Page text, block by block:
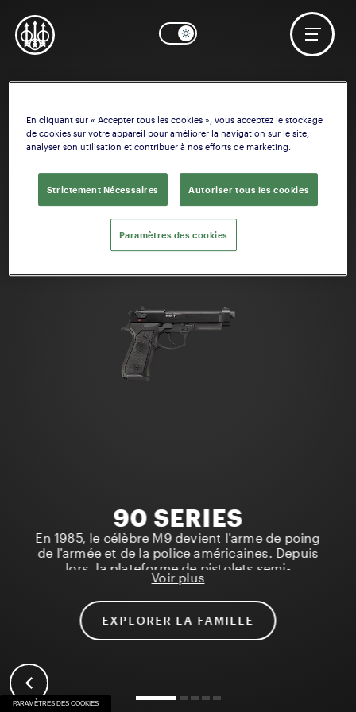
90 SERIES
En 1985, le célèbre M9 devient l'arme de poing
de l'armée et de la police américaines. Depuis
lors, la plateforme de pistolets semi-
automatiques Beretta 90 est devenue l'alliée
la plus fiable des forces militaires et policières
du monde entier, s'imposant comme le
pistolet le plus fiable, le plus précis et le plus
facile à utiliser du marché avec plus de 4
Voir plus
EXPLORER LA FAMILLE
PARAMÈTRES DES COOKIES
En cliquant sur « Accepter tous les cookies », vous acceptez le stockage
de cookies sur votre appareil pour améliorer la navigation sur le site,
analyser son utilisation et contribuer à nos efforts de marketing.
Strictement Nécessaires Autoriser tous les cookies
Paramètres des cookies